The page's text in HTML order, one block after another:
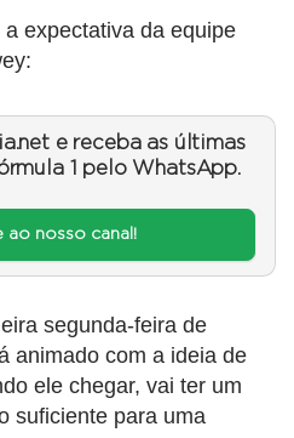
expectativa da equipe
e receba as últimas
1 pelo WhatsApp.
ao nosso canal!
segunda-feira de
animado com a ideia de
ele chegar, vai ter um
suficiente para uma